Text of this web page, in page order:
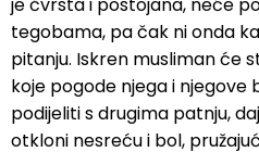
je čvrsta i postojana, neće
tegobama, pa čak ni onda
pitanju. Iskren musliman će
koje pogode njega i njegove
podijeliti s drugima patnju,
otkloni nesreću i bol,